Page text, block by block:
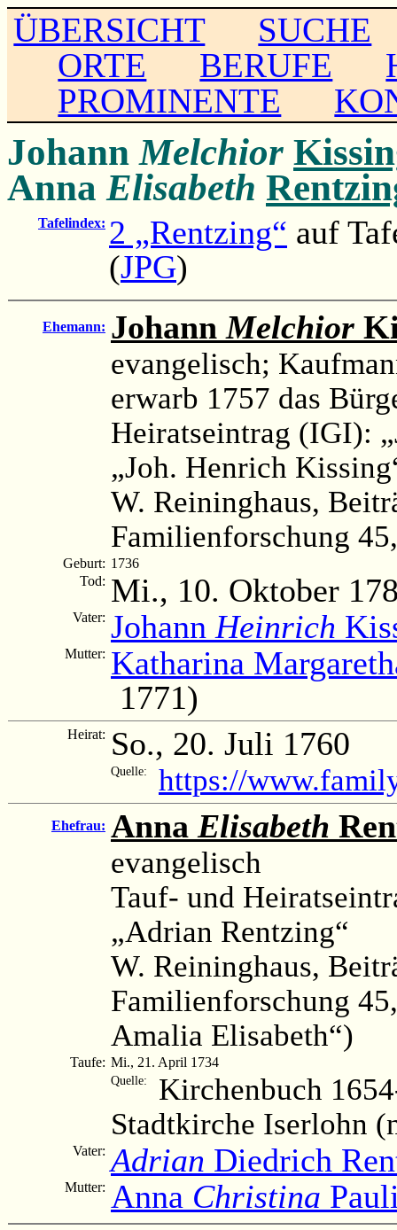
ÜBERSICHT
SUCHE
ORTE
BERUFE
PROMINENTE
JohannMelchior
Anna Elisabeth
Tafelindex: 2 „Rentzing“ auf
(JPG)
Ehemann: JohannMelchior
evangelisch;
erwarb 1757 das
Heiratseintrag (IGI):
„Joh. Henrich
W. Reininghaus,
Familienforschung
Geburt: 1736
Tod: Mi., 10. Oktober
Vater: Johann Heinrich
Mutter: Katharina
1771)
Heirat: So., 20. Juli 1760
Quelle: https://
Ehefrau: Anna Elisabeth
evangelisch
Tauf- und
„Adrian Rentzing“
W. Reininghaus,
Familienforschung
Amalia Elisabeth“)
Taufe: Mi., 21. April 1734
Quelle:
Kirchenbuch
Stadtkirche Iserlohn
Vater: Adrian Diedrich
Mutter: Anna Christina